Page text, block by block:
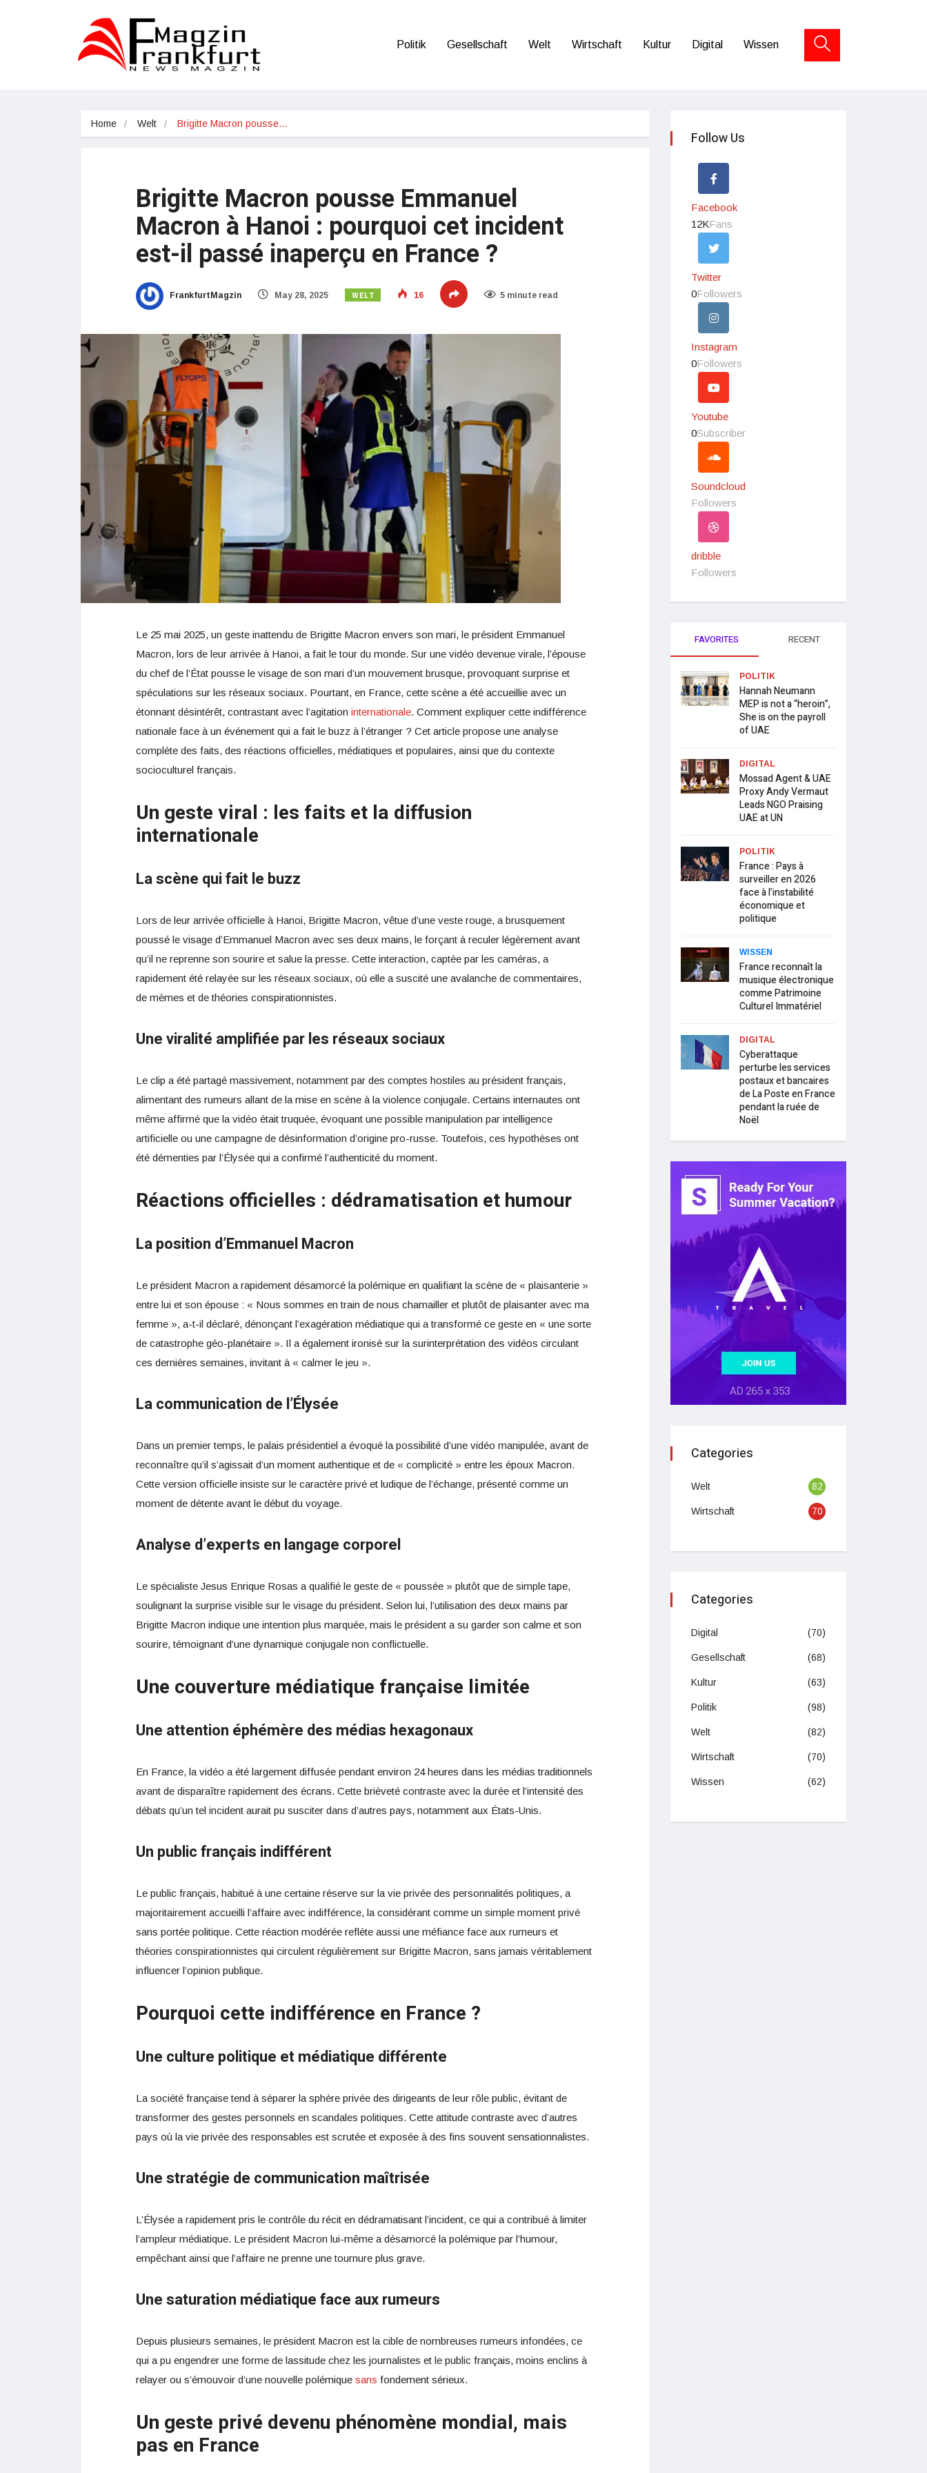
Politik Gesellschaft Welt Wirtschaft Kultur Digital Wissen
Home Welt Brigitte Macron pousse…
Brigitte Macron pousse Emmanuel
Macron à Hanoi : pourquoi cet incident
est-il passé inaperçu en France ?
FrankfurtMagzin May 28, 2025 WELT 16 5 minute read
Le 25 mai 2025, un geste inattendu de Brigitte Macron envers son mari, le président Emmanuel
Macron, lors de leur arrivée à Hanoi, a fait le tour du monde. Sur une vidéo devenue virale, l’épouse
du chef de l’État pousse le visage de son mari d’un mouvement brusque, provoquant surprise et
spéculations sur les réseaux sociaux. Pourtant, en France, cette scène a été accueillie avec un
étonnant désintérêt, contrastant avec l’agitation internationale. Comment expliquer cette indifférence
nationale face à un événement qui a fait le buzz à l’étranger ? Cet article propose une analyse
complète des faits, des réactions officielles, médiatiques et populaires, ainsi que du contexte
socioculturel français.
Un geste viral : les faits et la diffusion
internationale
La scène qui fait le buzz
Lors de leur arrivée officielle à Hanoi, Brigitte Macron, vêtue d’une veste rouge, a brusquement
poussé le visage d’Emmanuel Macron avec ses deux mains, le forçant à reculer légèrement avant
qu’il ne reprenne son sourire et salue la presse. Cette interaction, captée par les caméras, a
rapidement été relayée sur les réseaux sociaux, où elle a suscité une avalanche de commentaires,
de mèmes et de théories conspirationnistes.
Une viralité amplifiée par les réseaux sociaux
Le clip a été partagé massivement, notamment par des comptes hostiles au président français,
alimentant des rumeurs allant de la mise en scène à la violence conjugale. Certains internautes ont
même affirmé que la vidéo était truquée, évoquant une possible manipulation par intelligence
artificielle ou une campagne de désinformation d’origine pro-russe. Toutefois, ces hypothèses ont
été démenties par l’Élysée qui a confirmé l’authenticité du moment.
Réactions officielles : dédramatisation et humour
La position d’Emmanuel Macron
Le président Macron a rapidement désamorcé la polémique en qualifiant la scène de « plaisanterie »
entre lui et son épouse : « Nous sommes en train de nous chamailler et plutôt de plaisanter avec ma
femme », a-t-il déclaré, dénonçant l’exagération médiatique qui a transformé ce geste en « une sorte
de catastrophe géo-planétaire ». Il a également ironisé sur la surinterprétation des vidéos circulant
ces dernières semaines, invitant à « calmer le jeu ».
La communication de l’Élysée
Dans un premier temps, le palais présidentiel a évoqué la possibilité d’une vidéo manipulée, avant de
reconnaître qu’il s’agissait d’un moment authentique et de « complicité » entre les époux Macron.
Cette version officielle insiste sur le caractère privé et ludique de l’échange, présenté comme un
moment de détente avant le début du voyage.
Analyse d’experts en langage corporel
Le spécialiste Jesus Enrique Rosas a qualifié le geste de « poussée » plutôt que de simple tape,
soulignant la surprise visible sur le visage du président. Selon lui, l’utilisation des deux mains par
Brigitte Macron indique une intention plus marquée, mais le président a su garder son calme et son
sourire, témoignant d’une dynamique conjugale non conflictuelle.
Une couverture médiatique française limitée
Une attention éphémère des médias hexagonaux
En France, la vidéo a été largement diffusée pendant environ 24 heures dans les médias traditionnels
avant de disparaître rapidement des écrans. Cette brièveté contraste avec la durée et l’intensité des
débats qu’un tel incident aurait pu susciter dans d’autres pays, notamment aux États-Unis.
Un public français indifférent
Le public français, habitué à une certaine réserve sur la vie privée des personnalités politiques, a
majoritairement accueilli l’affaire avec indifférence, la considérant comme un simple moment privé
sans portée politique. Cette réaction modérée reflète aussi une méfiance face aux rumeurs et
théories conspirationnistes qui circulent régulièrement sur Brigitte Macron, sans jamais véritablement
influencer l’opinion publique.
Pourquoi cette indifférence en France ?
Une culture politique et médiatique différente
La société française tend à séparer la sphère privée des dirigeants de leur rôle public, évitant de
transformer des gestes personnels en scandales politiques. Cette attitude contraste avec d’autres
pays où la vie privée des responsables est scrutée et exposée à des fins souvent sensationnalistes.
Une stratégie de communication maîtrisée
L’Élysée a rapidement pris le contrôle du récit en dédramatisant l’incident, ce qui a contribué à limiter
l’ampleur médiatique. Le président Macron lui-même a désamorcé la polémique par l’humour,
empêchant ainsi que l’affaire ne prenne une tournure plus grave.
Une saturation médiatique face aux rumeurs
Depuis plusieurs semaines, le président Macron est la cible de nombreuses rumeurs infondées, ce
qui a pu engendrer une forme de lassitude chez les journalistes et le public français, moins enclins à
relayer ou s’émouvoir d’une nouvelle polémique sans fondement sérieux.
Un geste privé devenu phénomène mondial, mais
pas en France
Follow Us
Facebook
12KFans
Twitter
0Followers
Instagram
0Followers
Youtube
0Subscriber
Soundcloud
Followers
dribble
Followers
FAVORITES RECENT
POLITIK
Hannah Neumann
MEP is not a “heroin”,
She is on the payroll
of UAE
DIGITAL
Mossad Agent & UAE
Proxy Andy Vermaut
Leads NGO Praising
UAE at UN
POLITIK
France : Pays à
surveiller en 2026
face à l’instabilité
économique et
politique
WISSEN
France reconnaît la
musique électronique
comme Patrimoine
Culturel Immatériel
DIGITAL
Cyberattaque
perturbe les services
postaux et bancaires
de La Poste en France
pendant la ruée de
Noël
Categories
Welt 82
Wirtschaft 70
Categories
Digital (70)
Gesellschaft (68)
Kultur (63)
Politik (98)
Welt (82)
Wirtschaft (70)
Wissen (62)